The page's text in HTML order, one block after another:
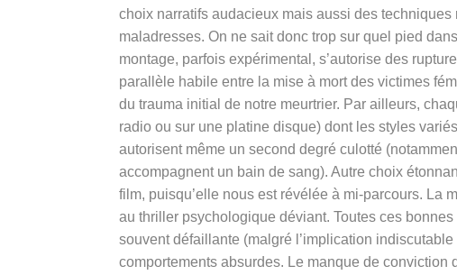
choix narratifs audacieux mais aussi des
maladresses. On ne sait donc trop sur quel pied
montage, parfois expérimental, s’autorise des
parallèle habile entre la mise à mort des victimes
du trauma initial de notre meurtrier. Par ailleurs,
radio ou sur une platine disque) dont les styles
autorisent même un second degré culotté
accompagnent un bain de sang). Autre choix
film, puisqu’elle nous est révélée à mi-parcours. La
au thriller psychologique déviant. Toutes ces
souvent défaillante (malgré l’implication
comportements absurdes. Le manque de conviction